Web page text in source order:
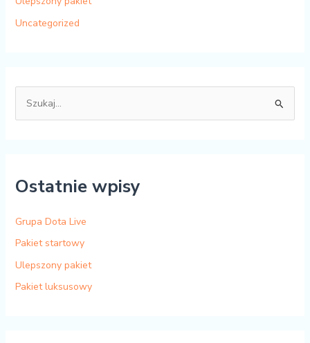
Uncategorized
y
u
a
j
:
Ostatnie wpisy
Grupa Dota Live
Pakiet startowy
Ulepszony pakiet
Pakiet luksusowy